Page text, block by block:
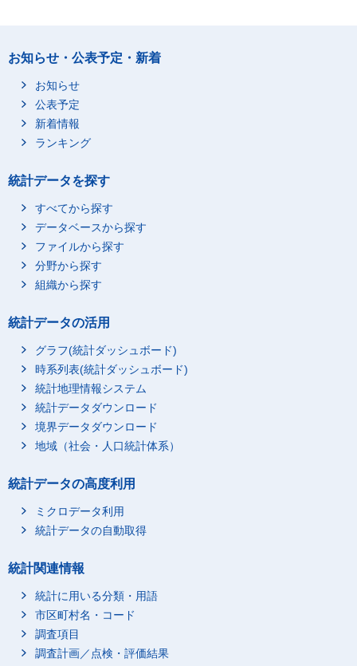
お知らせ・公表予定・新着
お知らせ
公表予定
新着情報
ランキング
統計データを探す
すべてから探す
データベースから探す
ファイルから探す
分野から探す
組織から探す
統計データの活用
グラフ(統計ダッシュボード)
時系列表(統計ダッシュボード)
統計地理情報システム
統計データダウンロード
境界データダウンロード
地域（社会・人口統計体系）
統計データの高度利用
ミクロデータ利用
統計データの自動取得
統計関連情報
統計に用いる分類・用語
市区町村名・コード
調査項目
調査計画／点検・評価結果